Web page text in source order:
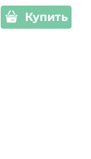
Купить